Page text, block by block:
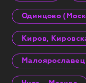
Одинцово
Киров,
Малоярославец